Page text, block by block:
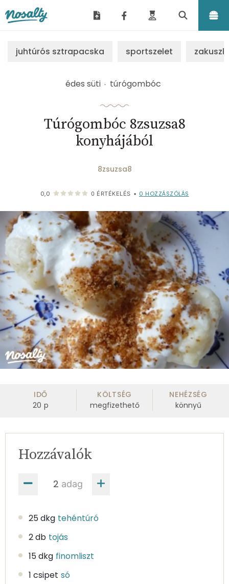
juhtúrós sztrapacska sportszelet
édes süti túrógombóc
Túrógombóc 8zsuzsa8
konyhájából
8zsuzsa8
0,0 0 ÉRTÉKELÉS • 0 HOZZÁSZÓLÁS
IDŐ
20 p
KÖLTSÉG
megfizethető
NEHÉZSÉG
könnyű
adag
Hozzávalók
25 dkg tehéntúró
2 db tojás
15 dkg finomliszt
1 csipet só